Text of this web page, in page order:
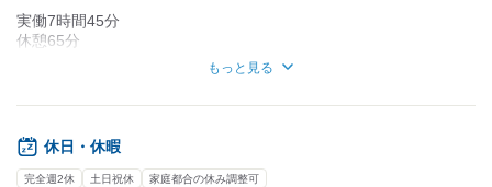
実働7時間45分
休憩65分
※残業あり：月平均15時間程度
もっと見る
休日・休暇
完全週2休 土日祝休 家庭都合の休み調整可